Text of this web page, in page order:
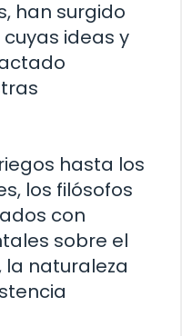
han surgido
ideas y
hasta los
los filósofos
con
sobre el
la naturaleza